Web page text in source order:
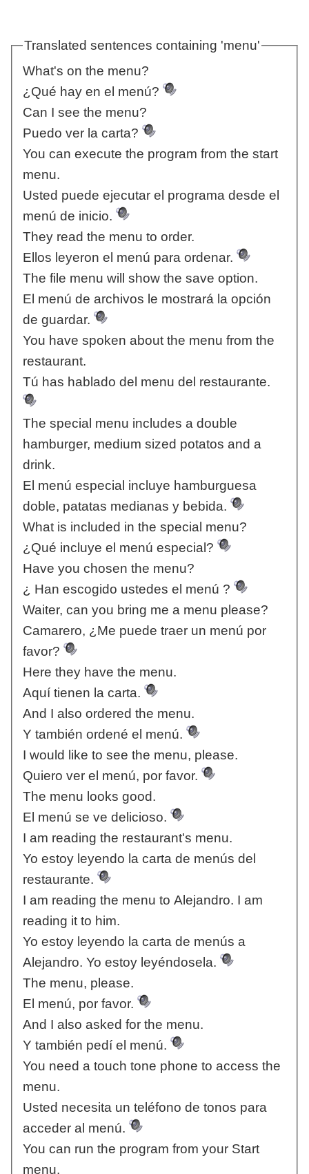
Translated sentences containing 'menu'
What's on the menu?
¿Qué hay en el menú?
Can I see the menu?
Puedo ver la carta?
You can execute the program from the start
menu.
Usted puede ejecutar el programa desde el
menú de inicio.
They read the menu to order.
Ellos leyeron el menú para ordenar.
The file menu will show the save option.
El menú de archivos le mostrará la opción
de guardar.
You have spoken about the menu from the
restaurant.
Tú has hablado del menu del restaurante.
The special menu includes a double
hamburger, medium sized potatos and a
drink.
El menú especial incluye hamburguesa
doble, patatas medianas y bebida.
What is included in the special menu?
¿Qué incluye el menú especial?
Have you chosen the menu?
¿ Han escogido ustedes el menú ?
Waiter, can you bring me a menu please?
Camarero, ¿Me puede traer un menú por
favor?
Here they have the menu.
Aquí tienen la carta.
And I also ordered the menu.
Y también ordené el menú.
I would like to see the menu, please.
Quiero ver el menú, por favor.
The menu looks good.
El menú se ve delicioso.
I am reading the restaurant's menu.
Yo estoy leyendo la carta de menús del
restaurante.
I am reading the menu to Alejandro. I am
reading it to him.
Yo estoy leyendo la carta de menús a
Alejandro. Yo estoy leyéndosela.
The menu, please.
El menú, por favor.
And I also asked for the menu.
Y también pedí el menú.
You need a touch tone phone to access the
menu.
Usted necesita un teléfono de tonos para
acceder al menú.
You can run the program from your Start
menu.